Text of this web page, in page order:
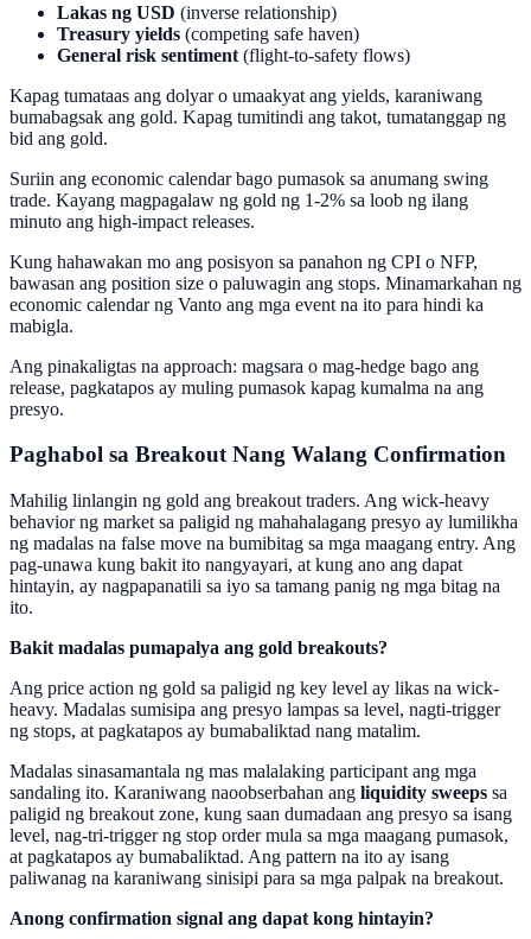
Lakas ng USD (inverse relationship)
Treasury yields (competing safe haven)
General risk sentiment (flight-to-safety flows)
Kapag tumataas ang dolyar o umaakyat ang yields, karaniwang
bumabagsak ang gold. Kapag tumitindi ang takot, tumatanggap ng
bid ang gold.
Suriin ang economic calendar bago pumasok sa anumang swing
trade. Kayang magpagalaw ng gold ng 1-2% sa loob ng ilang
minuto ang high-impact releases.
Kung hahawakan mo ang posisyon sa panahon ng CPI o NFP,
bawasan ang position size o paluwagin ang stops. Minamarkahan ng
economic calendar ng Vanto ang mga event na ito para hindi ka
mabigla.
Ang pinakaligtas na approach: magsara o mag-hedge bago ang
release, pagkatapos ay muling pumasok kapag kumalma na ang
presyo.
Paghabol sa Breakout Nang Walang Confirmation
Mahilig linlangin ng gold ang breakout traders. Ang wick-heavy
behavior ng market sa paligid ng mahahalagang presyo ay lumilikha
ng madalas na false move na bumibitag sa mga maagang entry. Ang
pag-unawa kung bakit ito nangyayari, at kung ano ang dapat
hintayin, ay nagpapanatili sa iyo sa tamang panig ng mga bitag na
ito.
Bakit madalas pumapalya ang gold breakouts?
Ang price action ng gold sa paligid ng key level ay likas na wick-
heavy. Madalas sumisipa ang presyo lampas sa level, nagti-trigger
ng stops, at pagkatapos ay bumabaliktad nang matalim.
Madalas sinasamantala ng mas malalaking participant ang mga
sandaling ito. Karaniwang naoobserbahan ang liquidity sweeps sa
paligid ng breakout zone, kung saan dumadaan ang presyo sa isang
level, nag-tri-trigger ng stop order mula sa mga maagang pumasok,
at pagkatapos ay bumabaliktad. Ang pattern na ito ay isang
paliwanag na karaniwang sinisipi para sa mga palpak na breakout.
Anong confirmation signal ang dapat kong hintayin?